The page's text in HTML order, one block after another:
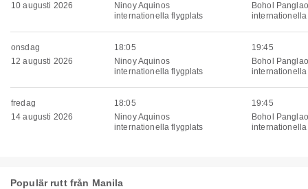
10 augusti 2026
Ninoy Aquinos
internationella flygplats
Bohol Panglao
onsdag
12 augusti 2026
18:05
Ninoy Aquinos
internationella flygplats
19:45
Bohol Panglao
fredag
14 augusti 2026
18:05
Ninoy Aquinos
internationella flygplats
19:45
Bohol Panglao
Populär rutt från Manila